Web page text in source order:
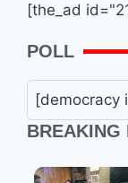
[the_ad
POLL
[democracy
BREAKING